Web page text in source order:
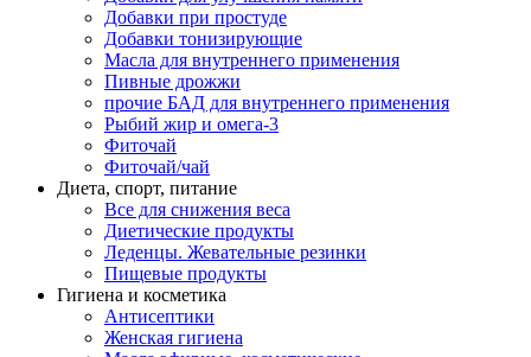
Добавки при простуде
Добавки тонизирующие
Масла для внутреннего применения
Пивные дрожжи
прочие БАД для внутреннего применения
Рыбий жир и омега-3
Фиточай
Фиточай/чай
Диета, спорт, питание
Все для снижения веса
Диетические продукты
Леденцы. Жевательные резинки
Пищевые продукты
Гигиена и косметика
Антисептики
Женская гигиена